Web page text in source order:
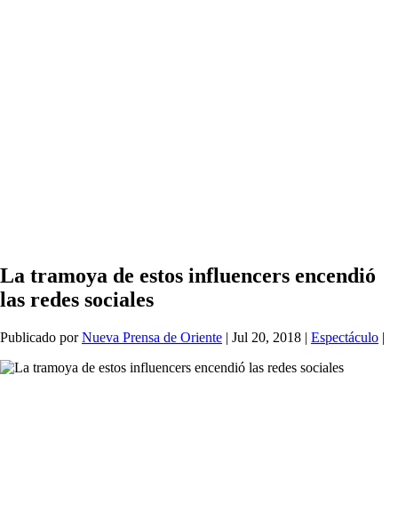
La tramoya de estos influencers encendió
las redes sociales
Publicado porNueva Prensa de Oriente | Jul 20, 2018 | Espectáculo |